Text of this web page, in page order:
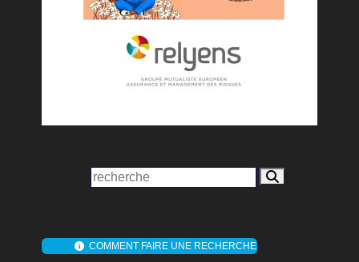
COMMENT FAIRE UNE RECHERCHE